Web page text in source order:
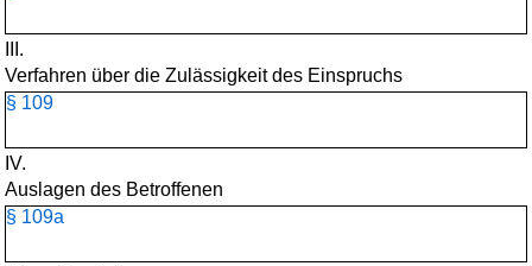
III.
Verfahren über die Zulässigkeit des Einspruchs
§ 109
IV.
Auslagen des Betroffenen
§ 109a